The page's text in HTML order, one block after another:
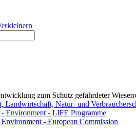
zum Schutz gefährdeter